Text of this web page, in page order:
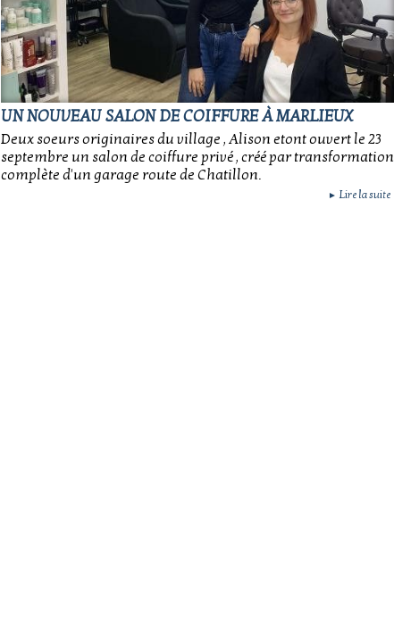
UN NOUVEAU SALON DE COIFFURE À MARLIEUX
Deux soeurs originaires du village , Alison etont ouvert le 23
septembre un salon de coiffure privé , créé par transformation
complète d'un garage route de Chatillon.
► Lire la suite